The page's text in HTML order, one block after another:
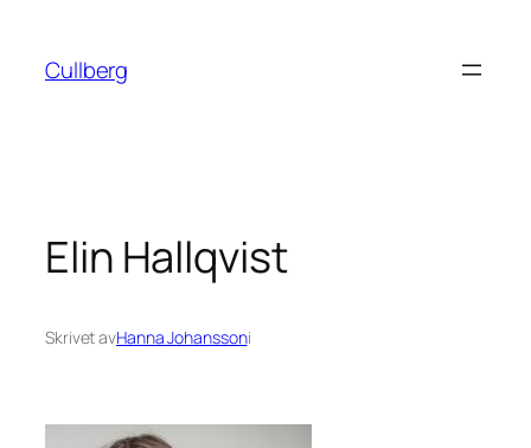
innehåll
Cullberg
Elin Hallqvist
Skrivet avHanna Johanssoni